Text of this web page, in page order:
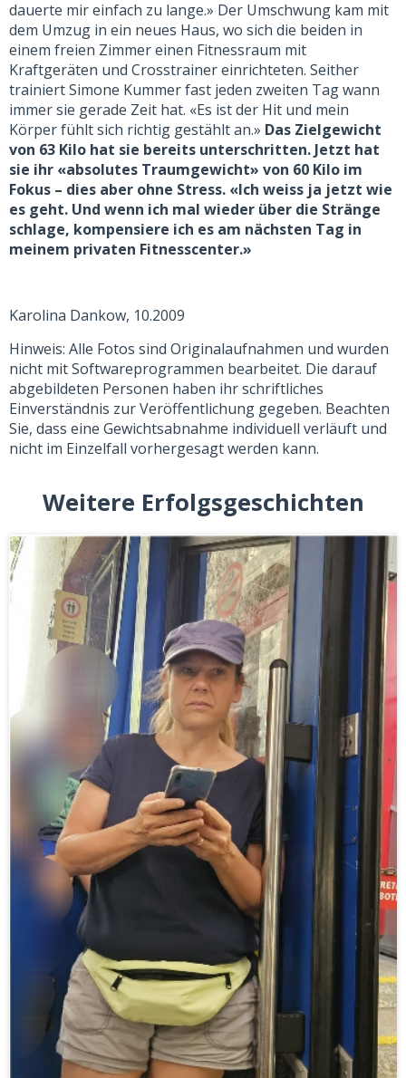
dauerte mir einfach zu lange.» Der Umschwung kam mit
dem Umzug in ein neues Haus, wo sich die beiden in
einem freien Zimmer einen Fitnessraum mit
Kraftgeräten und Crosstrainer einrichteten. Seither
trainiert Simone Kummer fast jeden zweiten Tag wann
immer sie gerade Zeit hat. «Es ist der Hit und mein
Körper fühlt sich richtig gestählt an.» Das Zielgewicht
von 63 Kilo hat sie bereits unterschritten. Jetzt hat
sie ihr «absolutes Traumgewicht» von 60 Kilo im
Fokus – dies aber ohne Stress. «Ich weiss ja jetzt wie
es geht. Und wenn ich mal wieder über die Stränge
schlage, kompensiere ich es am nächsten Tag in
meinem privaten Fitnesscenter.»
Karolina Dankow, 10.2009
Hinweis: Alle Fotos sind Originalaufnahmen und wurden
nicht mit Softwareprogrammen bearbeitet. Die darauf
abgebildeten Personen haben ihr schriftliches
Einverständnis zur Veröffentlichung gegeben. Beachten
Sie, dass eine Gewichtsabnahme individuell verläuft und
nicht im Einzelfall vorhergesagt werden kann.
Weitere Erfolgsgeschichten